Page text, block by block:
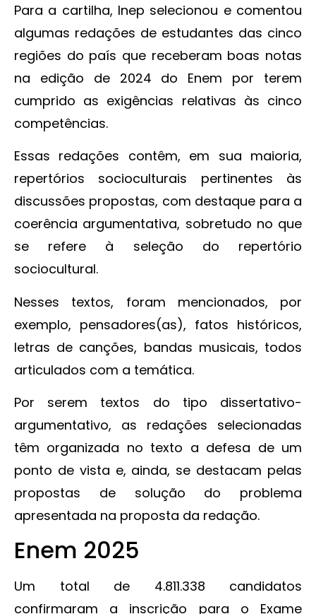
Para a cartilha, Inep selecionou e comentou
algumas redações de estudantes das cinco
regiões do país que receberam boas notas
na edição de 2024 do Enem por terem
cumprido as exigências relativas às cinco
competências.
Essas redações contêm, em sua maioria,
repertórios socioculturais pertinentes às
discussões propostas, com destaque para a
coerência argumentativa, sobretudo no que
se refere à seleção do repertório
sociocultural.
Nesses textos, foram mencionados, por
exemplo, pensadores(as), fatos históricos,
letras de canções, bandas musicais, todos
articulados com a temática.
Por serem textos do tipo dissertativo-
argumentativo, as redações selecionadas
têm organizada no texto a defesa de um
ponto de vista e, ainda, se destacam pelas
propostas de solução do problema
apresentada na proposta da redação.
Enem 2025
Um total de 4.811.338 candidatos
confirmaram a inscrição para o Exame